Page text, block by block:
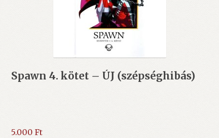
Spawn 4. kötet – ÚJ (szépséghibás)
5.000 Ft